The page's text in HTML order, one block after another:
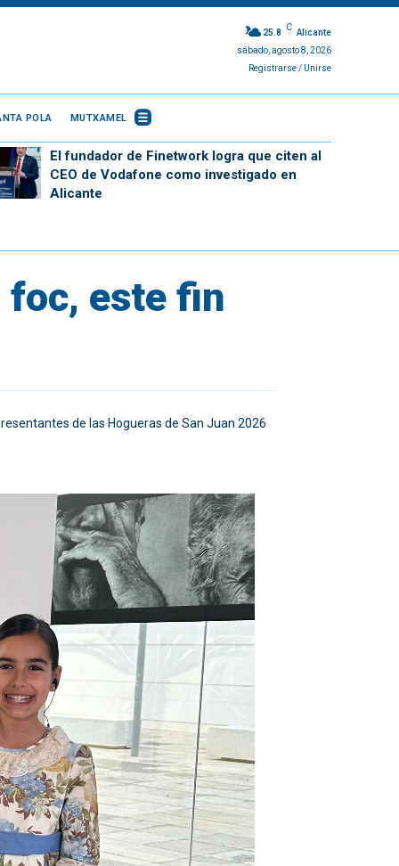
25.8
C
Alicante
sábado, agosto 8, 2026
Registrarse / Unirse
POLA MUTXAMEL
El fundador de Finetwork logra que citen al
CEO de Vodafone como investigado en
Alicante
foc, este fin
de las Hogueras de San Juan 2026